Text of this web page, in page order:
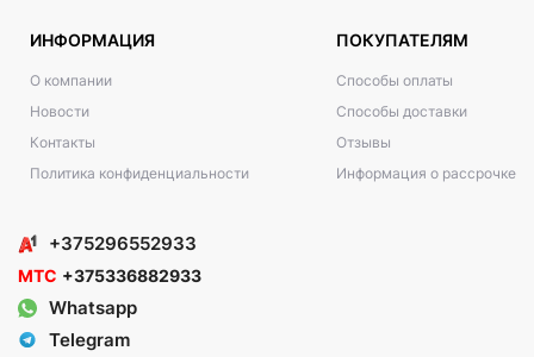
ИНФОРМАЦИЯ
О компании
Новости
Контакты
Политика конфиденциальности
ПОКУПАТЕЛЯМ
Способы оплаты
Способы доставки
Отзывы
Информация о рассрочке
+375296552933
МТС +375336882933
Whatsapp
Telegram